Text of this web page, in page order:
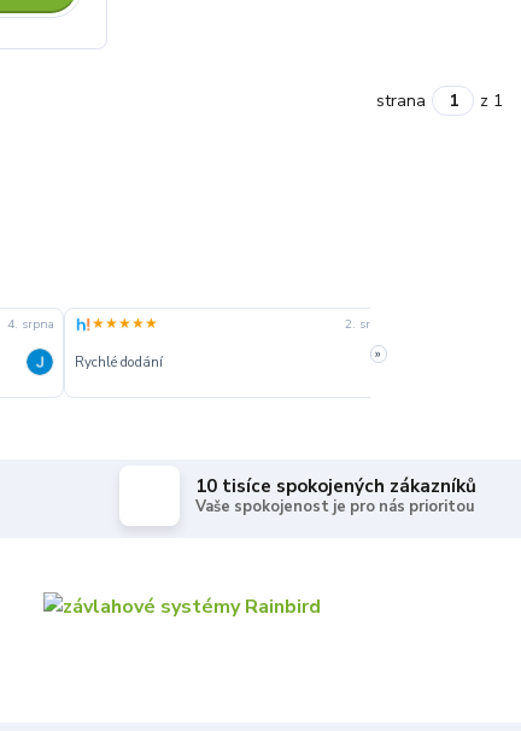
strana z 1
4. srpna ★★★★★ 2. srpna
Rychlé dodání »
10 tisíce spokojených zákazníků
Vaše spokojenost je pro nás prioritou